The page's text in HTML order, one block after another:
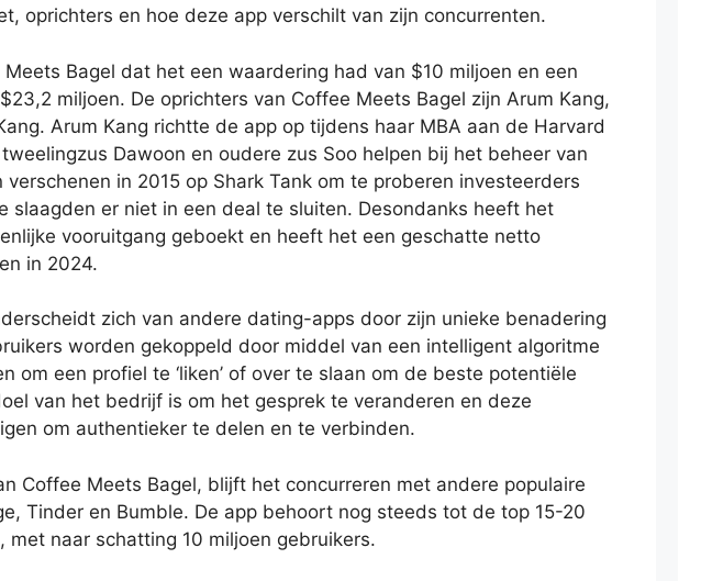
oprichters en hoe deze app verschilt van zijn concurrenten.
Bagel dat het een waardering had van $10 miljoen en een
miljoen. De oprichters van Coffee Meets Bagel zijn Arum Kang,
Arum Kang richtte de app op tijdens haar MBA aan de Harvard
Dawoon en oudere zus Soo helpen bij het beheer van
verschenen in 2015 op Shark Tank om te proberen investeerders
slaagden er niet in een deal te sluiten. Desondanks heeft het
vooruitgang geboekt en heeft het een geschatte netto
in 2024.
zich van andere dating-apps door zijn unieke benadering
worden gekoppeld door middel van een intelligent algoritme
om een profiel te ‘liken’ of over te slaan om de beste potentiële
van het bedrijf is om het gesprek te veranderen en deze
om authentieker te delen en te verbinden.
Coffee Meets Bagel, blijft het concurreren met andere populaire
Tinder en Bumble. De app behoort nog steeds tot de top 15-20
met naar schatting 10 miljoen gebruikers.